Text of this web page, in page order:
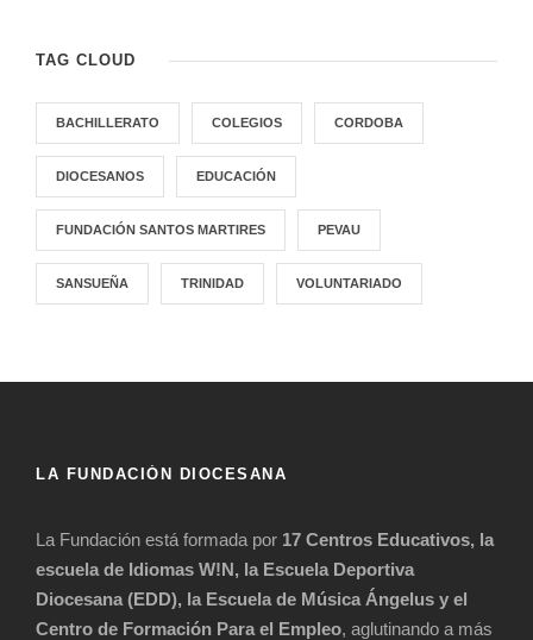
TAG CLOUD
BACHILLERATO COLEGIOS CORDOBA
DIOCESANOS EDUCACIÓN
FUNDACIÓN SANTOS MARTIRES PEVAU
SANSUEÑA TRINIDAD VOLUNTARIADO
LA FUNDACIÓN DIOCESANA
La Fundación está formada por 17 Centros Educativos, la
escuela de Idiomas W!N, la Escuela Deportiva
Diocesana (EDD), la Escuela de Música Ángelus y el
Centro de Formación Para el Empleo, aglutinando a más